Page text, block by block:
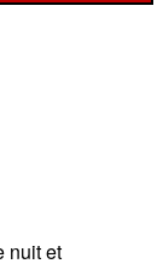
nuit et